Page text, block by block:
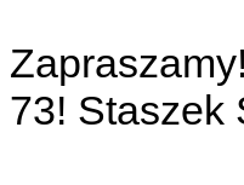
Zapraszamy!
73! Staszek